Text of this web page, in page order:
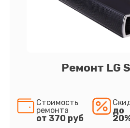
Ремонт LG
Стоимость
ремонта
от 370 руб
до